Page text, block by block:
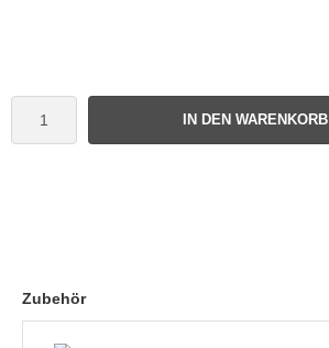
IN DEN WARENKORB
Zubehör